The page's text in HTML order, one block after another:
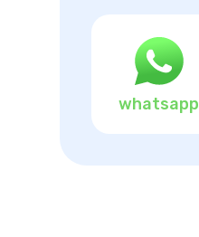
whatsapp